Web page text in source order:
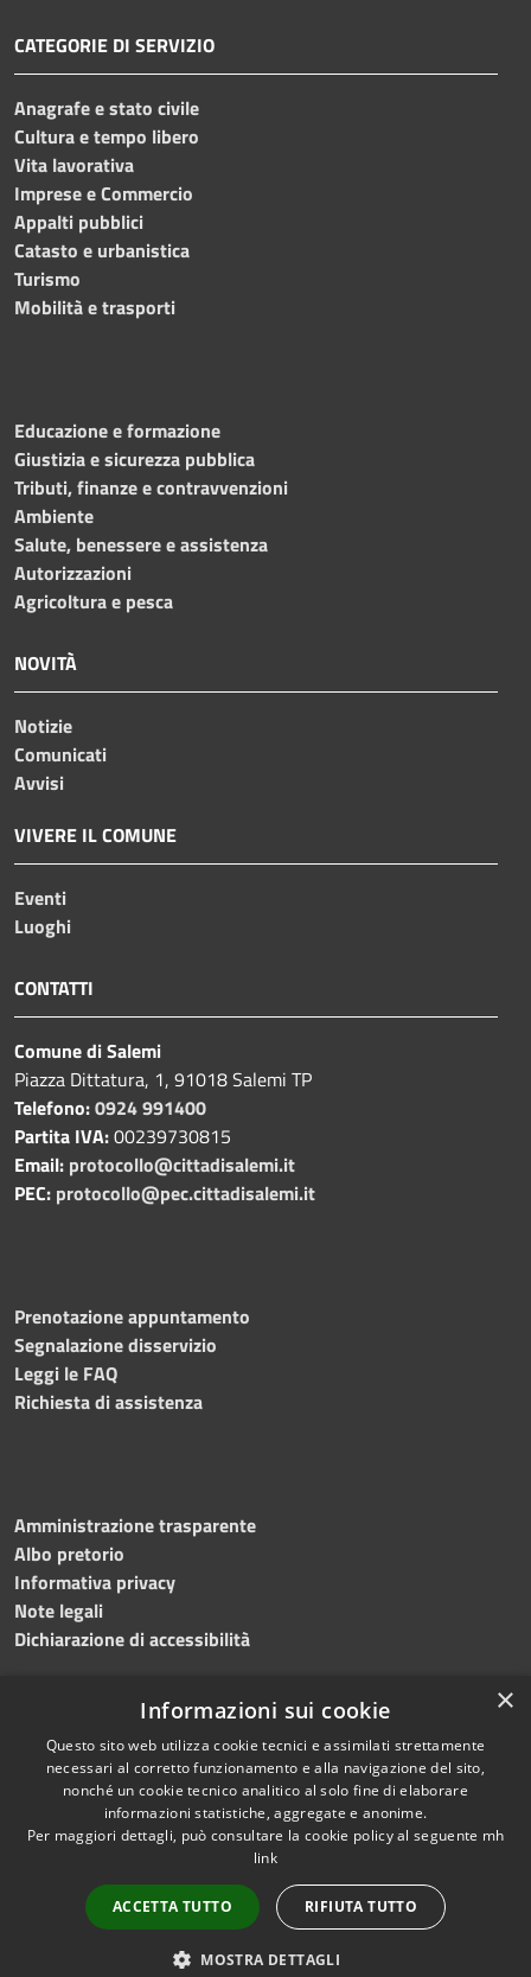
CATEGORIE DI SERVIZIO
Anagrafe e stato civile
Cultura e tempo libero
Vita lavorativa
Imprese e Commercio
Appalti pubblici
Catasto e urbanistica
Turismo
Mobilità e trasporti
Educazione e formazione
Giustizia e sicurezza pubblica
Tributi, finanze e contravvenzioni
Ambiente
Salute, benessere e assistenza
Autorizzazioni
Agricoltura e pesca
NOVITÀ
Notizie
Comunicati
Avvisi
VIVERE IL COMUNE
Eventi
Luoghi
CONTATTI
Comune di Salemi
Piazza Dittatura, 1, 91018 Salemi TP
Telefono:0924 991400
Partita IVA:00239730815
Email: protocollo@cittadisalemi.it
PEC: protocollo@pec.cittadisalemi.it
Prenotazione appuntamento
Segnalazione disservizio
Leggi le FAQ
Richiesta di assistenza
Amministrazione trasparente
Albo pretorio
Informativa privacy
Note legali
Dichiarazione di accessibilità
Accessibilità
Mappa del sito
Copyright © 2026 • Comune di
Salemi • Powered by
redazione
×
Informazioni sui cookie
Questo sito web utilizza cookie tecnici e assimilati strettamente
necessari al corretto funzionamento e alla navigazione del sito,
nonché un cookie tecnico analitico al solo fine di elaborare
informazioni statistiche, aggregate e anonime.
Per maggiori dettagli, può consultare la cookie policy al seguente mh
link
ACCETTA TUTTO RIFIUTA TUTTO
MOSTRA DETTAGLI